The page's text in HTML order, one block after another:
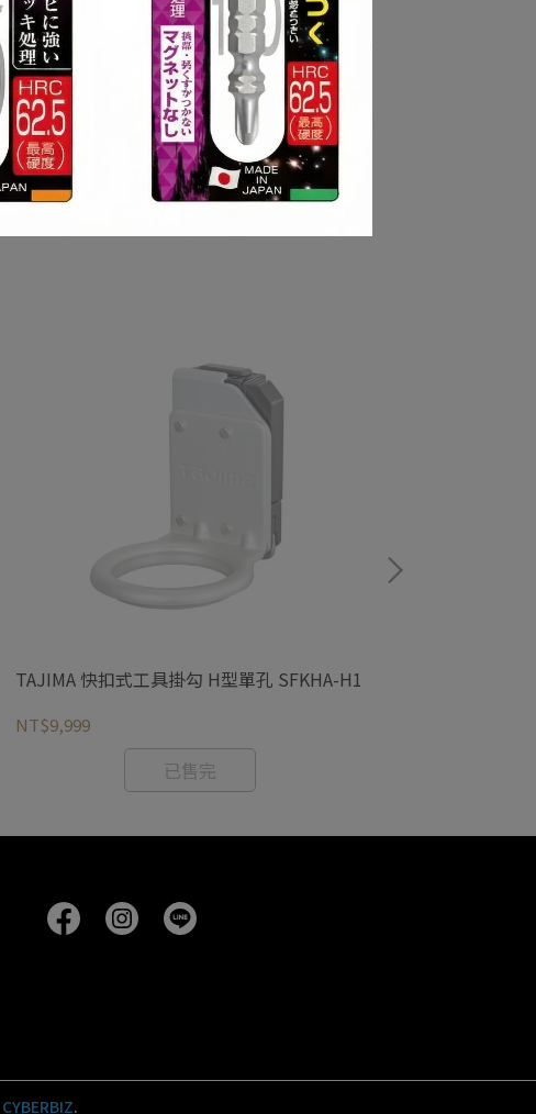
TAJIMA 快扣式工具掛勾 H型單孔 SFKHA-H1
NT$9,999
已售完
CYBERBIZ.